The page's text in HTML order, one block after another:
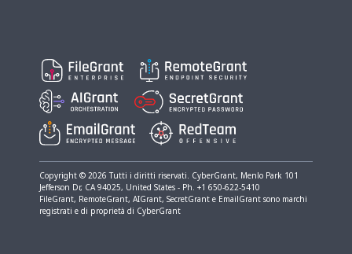
Copyright © 2026 Tutti i diritti riservati. CyberGrant, Menlo Park​ 101
Jefferson Dr, CA 94025, United States - Ph. +1 650-622-5410
FileGrant, RemoteGrant, AIGrant, SecretGrant e EmailGrant sono marchi
registrati e di proprietà di CyberGrant